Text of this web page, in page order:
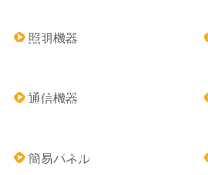
照明機器
通信機器
簡易パネル